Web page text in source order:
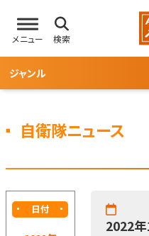
メニュー 検索
ジャンル
自衛隊ニュース
日付
2022